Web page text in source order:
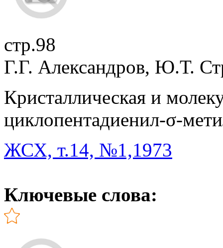
стр.98
Г.Г. Александров, Ю.Т.
Кристаллическая и
циклопентадиенил-σ-
ЖСХ, т.14, №1,1973
Ключевые слова: